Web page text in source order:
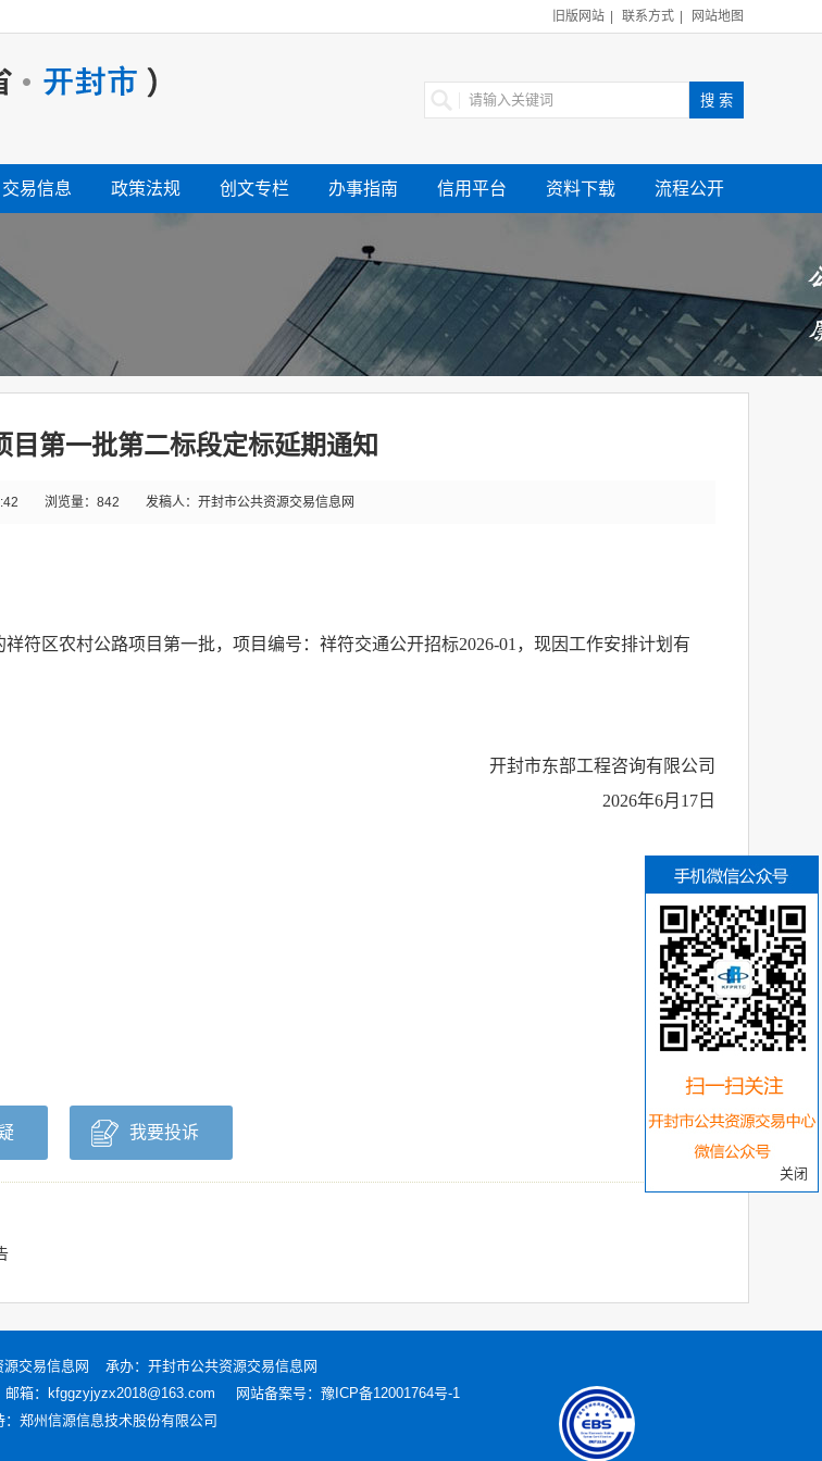
关闭
旧版网站 联系方式 网站地图
交易信息 政策法规 创文专栏 办事指南 信用平台 资料下载 流程公开
目第一批第二标段定标延期通知
浏览量： 842 发稿人：开封市公共资源交易信息网
祥符区农村公路项目第一批，项目编号：祥符交通公开招标2026-01，现因工作安排计划有
开封市东部工程咨询有限公司
2026年6月17日
我要投诉
交易信息网
承办：开封市公共资源交易信息网
邮箱：kfggzyjyzx2018@163.com 网站备案号： 豫ICP备12001764号-1
郑州信源信息技术股份有限公司